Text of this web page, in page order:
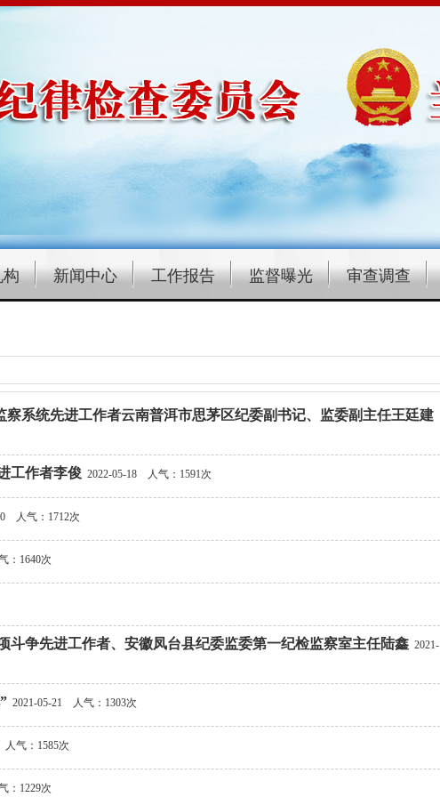
构 新闻中心 工作报告 监督曝光 审查调查
系统先进工作者云南普洱市思茅区纪委副书记、监委副主任王廷建
工作者李俊 2022-05-18 人气：1591次
人气：1712次
：1640次
争先进工作者、安徽凤台县纪委监委第一纪检监察室主任陆鑫 2021-
2021-05-21 人气：1303次
人气：1585次
：1229次